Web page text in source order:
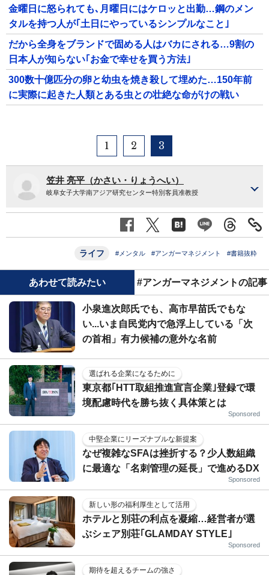
金曜日に怒られても､月曜日にはケロッと出勤…鋼のメン
タルを持つ人が｢土日にやっているシンプルなこと｣
だから全身をブランドで固める人はバカにされる…9割の
日本人が知らない｢お金で幸せを買う方法｣
300数十億匹分の卵と幼虫を焼き殺して埋めた…150年前
に実際に起きた人類とある虫との壮絶な命がけの戦い
1 2 3
笠井 亮平（かさい・りょうへい）
岐阜女子大学南アジア研究センター特別客員准教授
ライフ #メンタル #アンガーマネジメント #書籍抜粋
あわせて読みたい #アンガーマネジメントの記事
小泉進次郎氏でも、高市早苗氏でもな
い...いま自民党内で急浮上している「次
の首相」有力候補の意外な名前
選ばれる企業になるために
東京都｢HTT取組推進宣言企業｣登録で環
境配慮時代を勝ち抜く具体策とは
Sponsored
中堅企業にリーズナブルな新提案
なぜ複雑なSFAは挫折する？少人数組織
に最適な「名刺管理の延長」で進めるDX
Sponsored
新しい形の福利厚生として活用
ホテルと別荘の利点を凝縮…経営者が選
ぶシェア別荘｢GLAMDAY STYLE｣
Sponsored
期待を超えるチームの強さ